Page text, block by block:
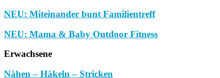
NEU: Miteinander bunt Familientreff
NEU: Mama & Baby Outdoor Fitness
Erwachsene
Nähen – Häkeln – Stricken